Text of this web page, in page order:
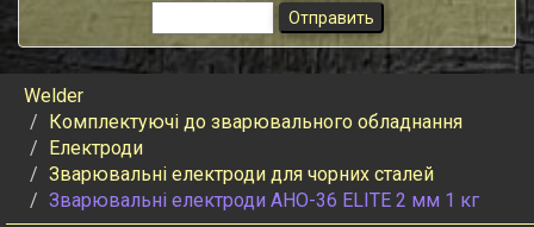
Welder
Комплектуючі до зварювального обладнання
Електроди
Зварювальні електроди для чорних сталей
Зварювальні електроди АНО-36 ЕLІТE 2 мм 1 кг